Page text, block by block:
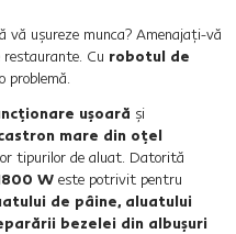
vă uşureze munca? Amenajaţi-vă
restaurante. Cu robotul de
problemă.
uşoară şi
mare din oţel
tipurilor de aluat. Datorită
W este potrivit pentru
de pâine, aluatului
bezelei din albuşuri